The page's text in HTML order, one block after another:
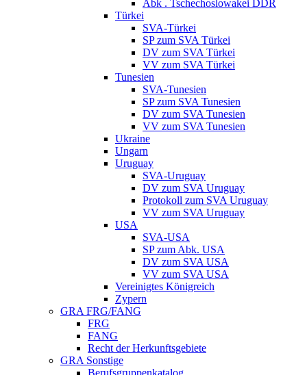
Abk . Tschechoslowakei DDR
Türkei
SVA-Türkei
SP zum SVA Türkei
DV zum SVA Türkei
VV zum SVA Türkei
Tunesien
SVA-Tunesien
SP zum SVA Tunesien
DV zum SVA Tunesien
VV zum SVA Tunesien
Ukraine
Ungarn
Uruguay
SVA-Uruguay
DV zum SVA Uruguay
Protokoll zum SVA Uruguay
VV zum SVA Uruguay
USA
SVA-USA
SP zum Abk. USA
DV zum SVA USA
VV zum SVA USA
Vereinigtes Königreich
Zypern
GRA FRG/FANG
FRG
FANG
Recht der Herkunftsgebiete
GRA Sonstige
Berufsgruppenkatalog